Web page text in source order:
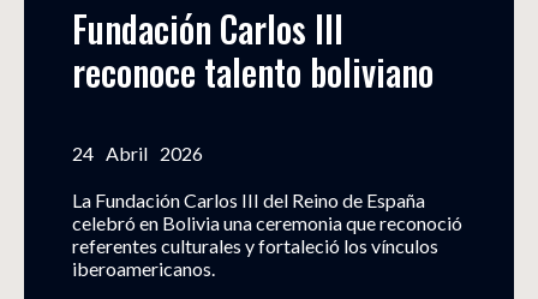
Fundación Carlos III
reconoce talento boliviano
24 Abril 2026
La Fundación Carlos III del Reino de España
celebró en Bolivia una ceremonia que reconoció
referentes culturales y fortaleció los vínculos
iberoamericanos.